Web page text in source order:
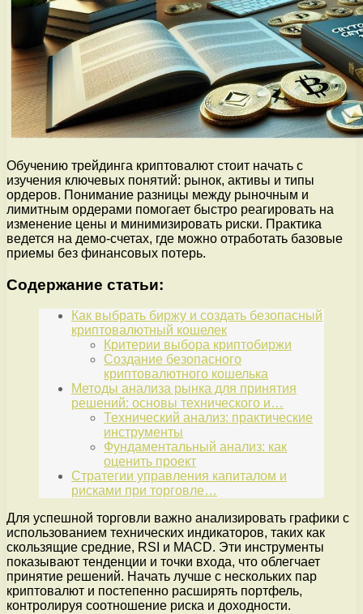
Обучению трейдинга криптовалют стоит начать с
изучения ключевых понятий: рынок, активы и типы
ордеров. Понимание разницы между рыночным и
лимитным ордерами помогает быстро реагировать на
изменение цены и минимизировать риски. Практика
ведется на демо-счетах, где можно отработать базовые
приемы без финансовых потерь.
Содержание статьи:
Как выбрать биржу и создать безопасный
криптовалютный кошелек
Критерии выбора криптобиржи
Создание безопасного
криптовалютного кошелька
Методы анализа рынка для принятия
решений: основы технического и…
Технический анализ: практические
инструменты
Фундаментальный анализ: как
оценить проект
Стратегии управления капиталом и
рисками при торговле…
Для успешной торговли важно анализировать графики с
использованием технических индикаторов, таких как
скользящие средние, RSI и MACD. Эти инструменты
показывают тенденции и точки входа, что облегчает
принятие решений. Начать лучше с нескольких пар
криптовалют и постепенно расширять портфель,
контролируя соотношение риска и доходности.